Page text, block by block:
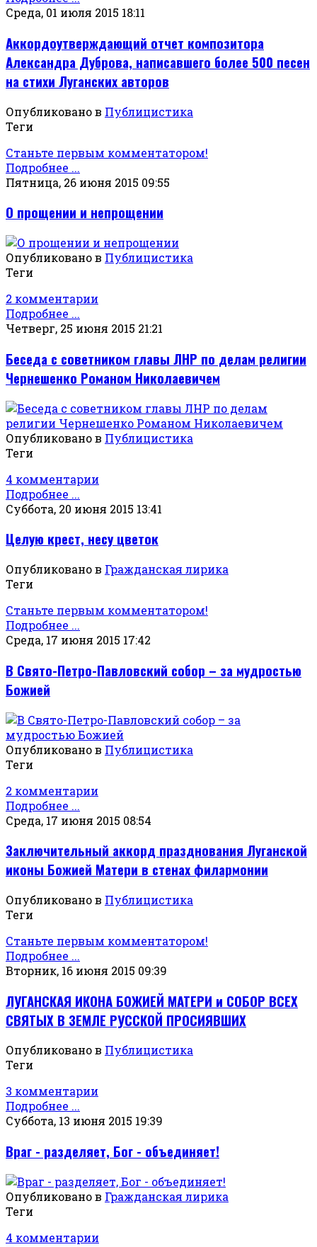
Среда, 01 июля 2015 18:11
Аккордоутверждающий отчет композитора
Александра Дуброва, написавшего более 500 песен
на стихи Луганских авторов
Опубликовано в Публицистика
Теги
Станьте первым комментатором!
Подробнее ...
Пятница, 26 июня 2015 09:55
О прощении и непрощении
Опубликовано в Публицистика
Теги
2 комментарии
Подробнее ...
Четверг, 25 июня 2015 21:21
Беседа с советником главы ЛНР по делам религии
Чернешенко Романом Николаевичем
Опубликовано в Публицистика
Теги
4 комментарии
Подробнее ...
Суббота, 20 июня 2015 13:41
Целую крест, несу цветок
Опубликовано в Гражданская лирика
Теги
Станьте первым комментатором!
Подробнее ...
Среда, 17 июня 2015 17:42
В Свято-Петро-Павловский собор – за мудростью
Божией
Опубликовано в Публицистика
Теги
2 комментарии
Подробнее ...
Среда, 17 июня 2015 08:54
Заключительный аккорд празднования Луганской
иконы Божией Матери в стенах филармонии
Опубликовано в Публицистика
Теги
Станьте первым комментатором!
Подробнее ...
Вторник, 16 июня 2015 09:39
ЛУГАНСКАЯ ИКОНА БОЖИЕЙ МАТЕРИ и СОБОР ВСЕХ
СВЯТЫХ В ЗЕМЛЕ РУССКОЙ ПРОСИЯВШИХ
Опубликовано в Публицистика
Теги
3 комментарии
Подробнее ...
Суббота, 13 июня 2015 19:39
Враг - разделяет, Бог - объединяет!
Опубликовано в Гражданская лирика
Теги
4 комментарии